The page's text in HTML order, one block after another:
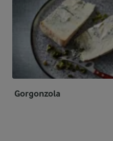
Gorgonzola